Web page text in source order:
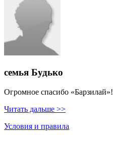
семья Будько
Огромное спасибо «Барзилай»!
Читать дальше >>
Условия и правила